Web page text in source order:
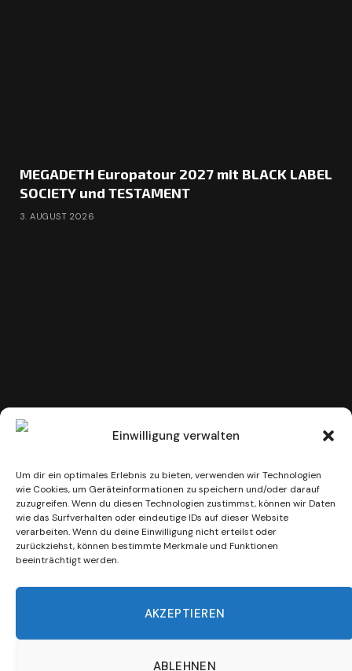
Einwilligung verwalten
Um dir ein optimales Erlebnis zu bieten, verwenden wir Technologien
wie Cookies, um Geräteinformationen zu speichern und/oder darauf
zuzugreifen. Wenn du diesen Technologien zustimmst, können wir Daten
wie das Surfverhalten oder eindeutige IDs auf dieser Website
verarbeiten. Wenn du deine Einwilligung nicht erteilst oder
zurückziehst, können bestimmte Merkmale und Funktionen
beeinträchtigt werden.
AKZEPTIEREN
ABLEHNEN
MEGADETH Europatour 2027 mit BLACK LABEL
SOCIETY und TESTAMENT
3. AUGUST 2026
SINNER „Bang Boom Goodbye“ Das Finale
31. JULI 2026
ADD A COMMENT